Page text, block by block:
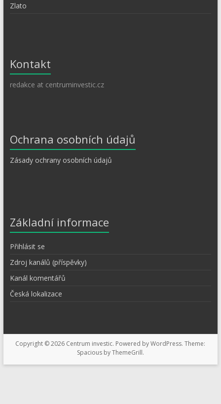
Zlato
Kontakt
redakce at centruminvestic.cz
Ochrana osobních údajů
Zásady ochrany osobních údajů
Základní informace
Přihlásit se
Zdroj kanálů (příspěvky)
Kanál komentářů
Česká lokalizace
Copyright © 2026 Centrum investic. Powered byWordPress. Theme:
Spacious byThemeGrill.